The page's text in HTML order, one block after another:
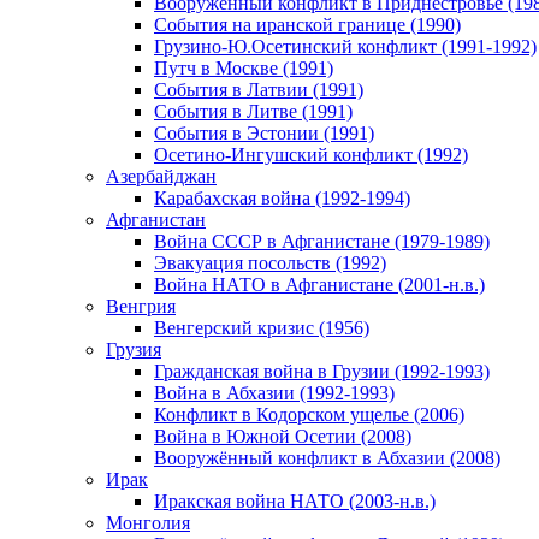
События на иранской границе (1990)
Грузино-Ю.Осетинский конфликт (1991-1992)
Путч в Москве (1991)
События в Латвии (1991)
События в Литве (1991)
События в Эстонии (1991)
Осетино-Ингушский конфликт (1992)
Азербайджан
Карабахская война (1992-1994)
Афганистан
Война СССР в Афганистане (1979-1989)
Эвакуация посольств (1992)
Война НАТО в Афганистане (2001-н.в.)
Венгрия
Венгерский кризис (1956)
Грузия
Гражданская война в Грузии (1992-1993)
Война в Абхазии (1992-1993)
Конфликт в Кодорском ущелье (2006)
Война в Южной Осетии (2008)
Вооружённый конфликт в Абхазии (2008)
Ирак
Иракская война НАТО (2003-н.в.)
Монголия